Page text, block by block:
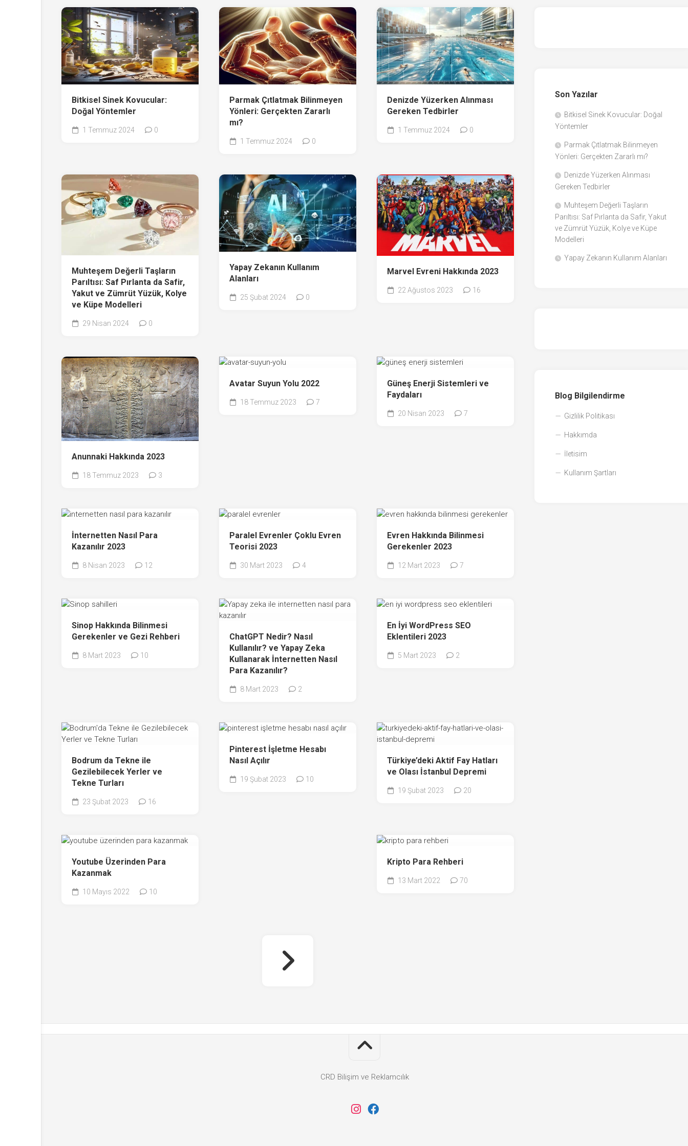
Bitkisel Sinek Kovucular:
Doğal Yöntemler
1 Temmuz 2024 0
Parmak Çıtlatmak Bilinmeyen
Yönleri: Gerçekten Zararlı
mı?
1 Temmuz 2024 0
Denizde Yüzerken Alınması
Gereken Tedbirler
1 Temmuz 2024 0
Muhteşem Değerli Taşların
Parıltısı: Saf Pırlanta da Safir,
Yakut ve Zümrüt Yüzük, Kolye
ve Küpe Modelleri
29 Nisan 2024 0
Yapay Zekanın Kullanım
Alanları
25 Şubat 2024 0
Marvel Evreni Hakkında 2023
22 Ağustos 2023 16
Anunnaki Hakkında 2023
18 Temmuz 2023 3
Avatar Suyun Yolu 2022
18 Temmuz 2023 7
Güneş Enerji Sistemleri ve
Faydaları
20 Nisan 2023 7
İnternetten Nasıl Para
Kazanılır 2023
8 Nisan 2023 12
Paralel Evrenler Çoklu Evren
Teorisi 2023
30 Mart 2023 4
Evren Hakkında Bilinmesi
Gerekenler 2023
12 Mart 2023 7
Sinop Hakkında Bilinmesi
Gerekenler ve Gezi Rehberi
8 Mart 2023 10
ChatGPT Nedir? Nasıl
Kullanılır? ve Yapay Zeka
Kullanarak İnternetten Nasıl
Para Kazanılır?
8 Mart 2023 2
En İyi WordPress SEO
Eklentileri 2023
5 Mart 2023 2
Bodrum da Tekne ile
Gezilebilecek Yerler ve
Tekne Turları
23 Şubat 2023 16
Pinterest İşletme Hesabı
Nasıl Açılır
19 Şubat 2023 10
Türkiye’deki Aktif Fay Hatları
ve Olası İstanbul Depremi
19 Şubat 2023 20
Youtube Üzerinden Para
Kazanmak
10 Mayıs 2022 10
Kripto Para Rehberi
13 Mart 2022 70
Son Yazılar
Bitkisel Sinek Kovucular: Doğal
Yöntemler
Parmak Çıtlatmak Bilinmeyen
Yönleri: Gerçekten Zararlı mı?
Denizde Yüzerken Alınması
Gereken Tedbirler
Muhteşem Değerli Taşların
Parıltısı: Saf Pırlanta da Safir, Yakut
ve Zümrüt Yüzük, Kolye ve Küpe
Modelleri
Yapay Zekanın Kullanım Alanları
Blog Bilgilendirme
Gizlilik Politikası
Hakkımda
İletisim
Kullanım Şartları
CRD Bilişim ve Reklamcılık